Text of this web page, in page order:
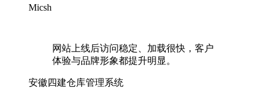
Micsh
网站上线后访问稳定、加载很快，客户
体验与品牌形象都提升明显。
安徽四建仓库管理系统